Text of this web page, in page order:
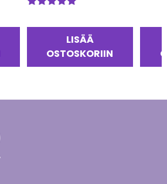
LISÄÄ
OSTOSKORIIN